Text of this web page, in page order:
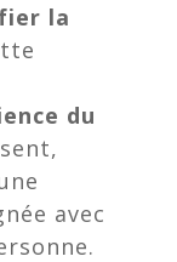
la
du
avec